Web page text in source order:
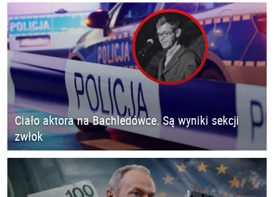
Ciało aktora na Bachledówce. Są wyniki sekcji
zwłok